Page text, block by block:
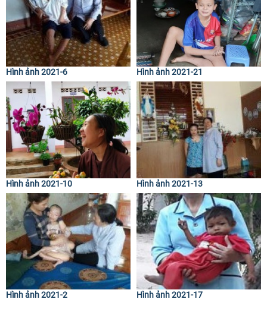
Hình ảnh 2021-6 Hình ảnh 2021-21
Hình ảnh 2021-10 Hình ảnh 2021-13
Hình ảnh 2021-2 Hình ảnh 2021-17